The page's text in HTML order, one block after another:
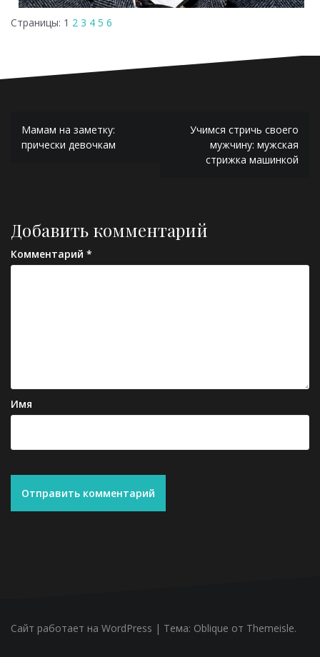
Страницы: 1 2 3 4 5 6
Навигация
по
Мамам на заметку:
прически девочкам
Учимся стричь своего
мужчину: мужская
стрижка машинкой
Добавить комментарий
Комментарий *
Имя
Сайт работает на WordPress | Тема: Oblique от Themeisle.